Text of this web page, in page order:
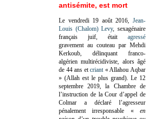
antisémite, est mort
Le vendredi 19 août 2016, Jean-
Louis (Chalom) Levy, sexagénaire
français juif, était agressé
gravement au couteau par Mehdi
Kerkoub, délinquant franco-
algérien multirécidiviste, alors âgé
de 44 ans etcriant « Allahou Aqbar
» (Allah est le plus grand). Le 12
septembre 2019, la Chambre de
l’instruction de la Cour d’appel de
Colmar a déclaré l’agresseur
pénalement irresponsable «en